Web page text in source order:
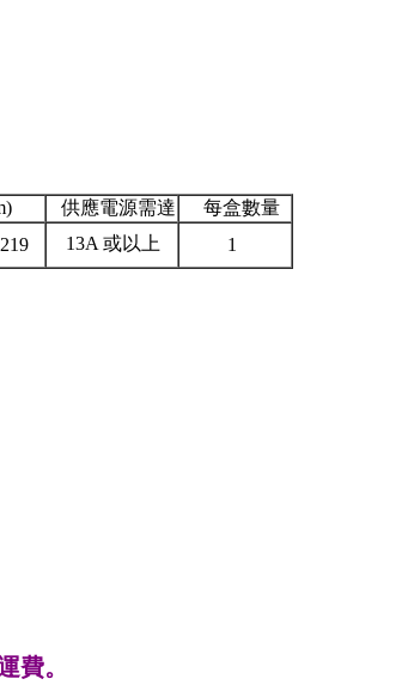
供應電源需達
每盒數量
13A 或以上 1
費。